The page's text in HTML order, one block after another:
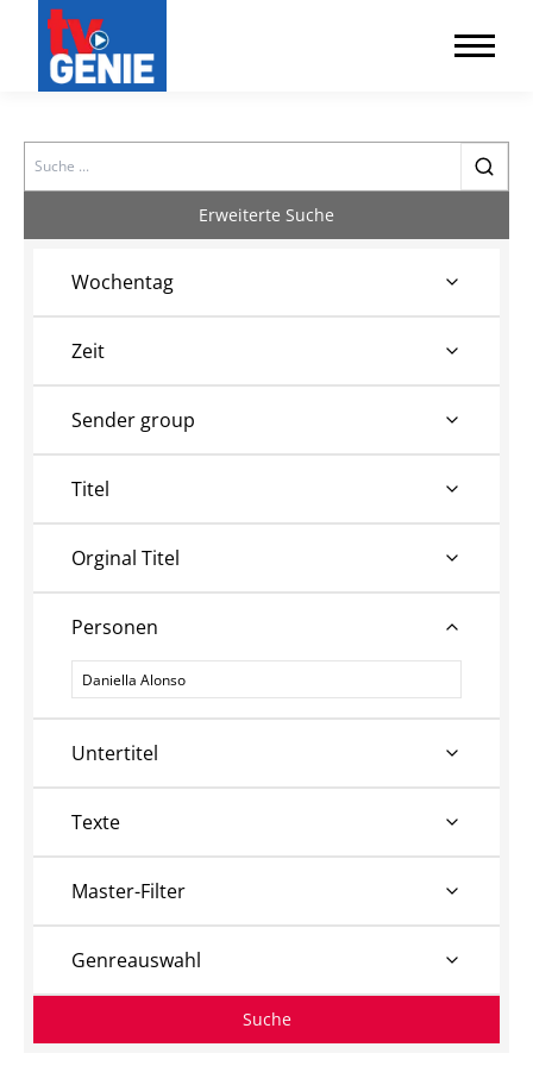
Search
Erweiterte Suche
Wochentag
Zeit
Sender group
Titel
Orginal Titel
Personen
Personen
Untertitel
Texte
Master-Filter
Genreauswahl
Suche